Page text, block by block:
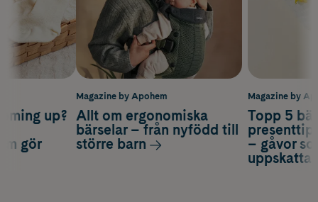
Magazine by
Topp 5
– gåvor
up?
gör
Magazine by Apohem
Allt om ergonomiska
bärselar – från nyfödd till
större barn